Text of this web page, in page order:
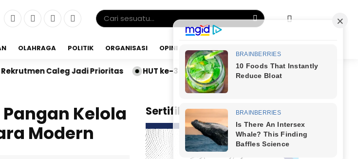
OLAHRAGA POLITIK ORGANISASI OPINI
Jadi Prioritas HUT ke-3 RS Adinda Medical Centre, SAMA-AI Luncurkan “Ruang
Kelola
Modern
Sertifikat JMSI
x